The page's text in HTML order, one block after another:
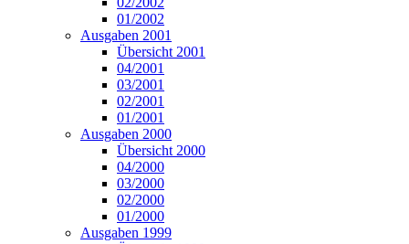
01/2002
Ausgaben 2001
Übersicht 2001
04/2001
03/2001
02/2001
01/2001
Ausgaben 2000
Übersicht 2000
04/2000
03/2000
02/2000
01/2000
Ausgaben 1999